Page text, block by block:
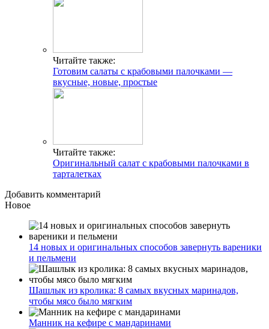
Читайте также:
Готовим салаты с крабовыми палочками —
вкусные, новые, простые
Читайте также:
Оригинальный салат с крабовыми палочками в
тарталетках
Добавить комментарий
Новое
14 новых и оригинальных способов завернуть вареники
и пельмени
Шашлык из кролика: 8 самых вкусных маринадов,
чтобы мясо было мягким
Манник на кефире с мандаринами